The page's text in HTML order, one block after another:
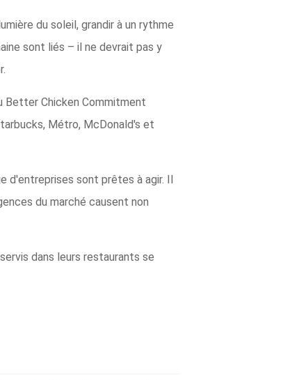
du soleil, grandir à un rythme
sont liés – il ne devrait pas y
Better Chicken Commitment
Métro, McDonald's et
d'entreprises sont prêtes à agir. Il
du marché causent non
dans leurs restaurants se